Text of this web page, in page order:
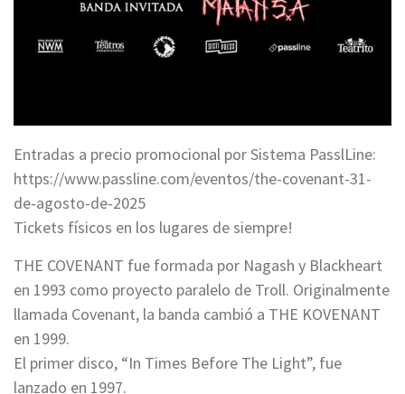
Entradas a precio promocional por Sistema PasslLine:
https://www.passline.com/eventos/the-covenant-31-
de-agosto-de-2025
Tickets físicos en los lugares de siempre!
THE COVENANT fue formada por Nagash y Blackheart
en 1993 como proyecto paralelo de Troll. Originalmente
llamada Covenant, la banda cambió a THE KOVENANT
en 1999.
El primer disco, “In Times Before The Light”, fue
lanzado en 1997.